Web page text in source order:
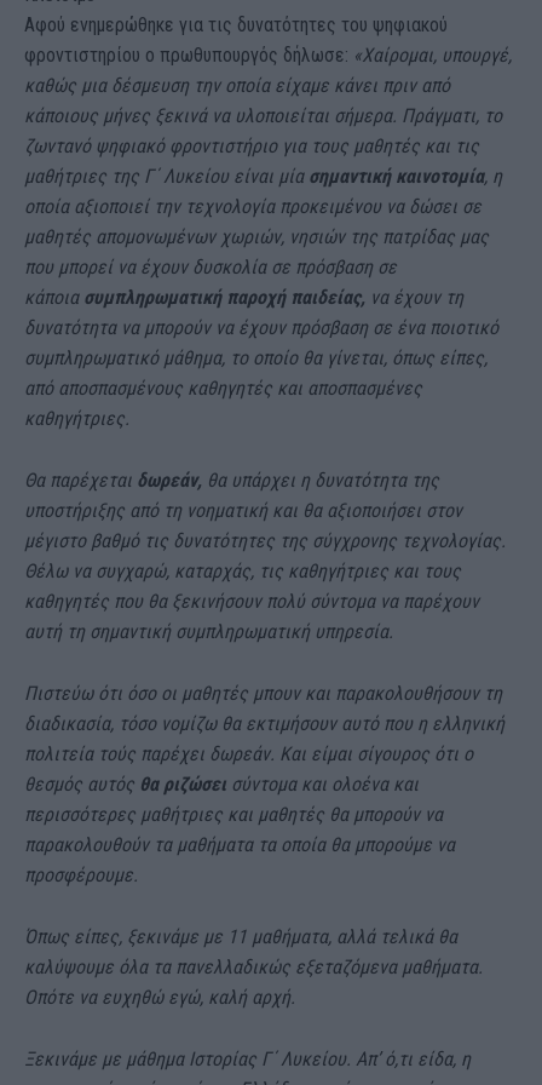
Αφού ενημερώθηκε για τις δυνατότητες του ψηφιακού
φροντιστηρίου ο πρωθυπουργός δήλωσε: «Χαίρομαι, υπουργέ,
καθώς μια δέσμευση την οποία είχαμε κάνει πριν από
κάποιους μήνες ξεκινά να υλοποιείται σήμερα. Πράγματι, το
ζωντανό ψηφιακό φροντιστήριο για τους μαθητές και τις
μαθήτριες της Γ΄ Λυκείου είναι μία σημαντική καινοτομία, η
οποία αξιοποιεί την τεχνολογία προκειμένου να δώσει σε
μαθητές απομονωμένων χωριών, νησιών της πατρίδας μας
που μπορεί να έχουν δυσκολία σε πρόσβαση σε
κάποια συμπληρωματική παροχή παιδείας, να έχουν τη
δυνατότητα να μπορούν να έχουν πρόσβαση σε ένα ποιοτικό
συμπληρωματικό μάθημα, το οποίο θα γίνεται, όπως είπες,
από αποσπασμένους καθηγητές και αποσπασμένες
καθηγήτριες.
Θα παρέχεται δωρεάν, θα υπάρχει η δυνατότητα της
υποστήριξης από τη νοηματική και θα αξιοποιήσει στον
μέγιστο βαθμό τις δυνατότητες της σύγχρονης τεχνολογίας.
Θέλω να συγχαρώ, καταρχάς, τις καθηγήτριες και τους
καθηγητές που θα ξεκινήσουν πολύ σύντομα να παρέχουν
αυτή τη σημαντική συμπληρωματική υπηρεσία.
Πιστεύω ότι όσο οι μαθητές μπουν και παρακολουθήσουν τη
διαδικασία, τόσο νομίζω θα εκτιμήσουν αυτό που η ελληνική
πολιτεία τούς παρέχει δωρεάν. Και είμαι σίγουρος ότι ο
θεσμός αυτός θα ριζώσει σύντομα και ολοένα και
περισσότερες μαθήτριες και μαθητές θα μπορούν να
παρακολουθούν τα μαθήματα τα οποία θα μπορούμε να
προσφέρουμε.
Όπως είπες, ξεκινάμε με 11 μαθήματα, αλλά τελικά θα
καλύψουμε όλα τα πανελλαδικώς εξεταζόμενα μαθήματα.
Οπότε να ευχηθώ εγώ, καλή αρχή.
Ξεκινάμε με μάθημα Ιστορίας Γ΄ Λυκείου. Απ’ ό,τι είδα, η